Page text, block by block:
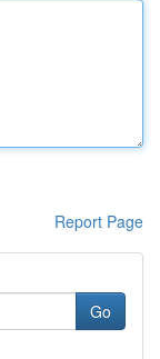
Report Page
Go